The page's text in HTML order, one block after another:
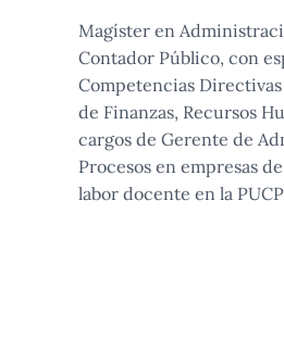
Magíster en
Contador Público, con
Competencias
de Finanzas, Recursos
cargos de Gerente de
Procesos en empresas
labor docente en la